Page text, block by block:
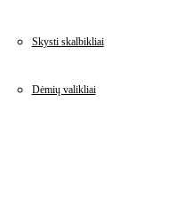
Skysti skalbikliai
Dėmių valikliai